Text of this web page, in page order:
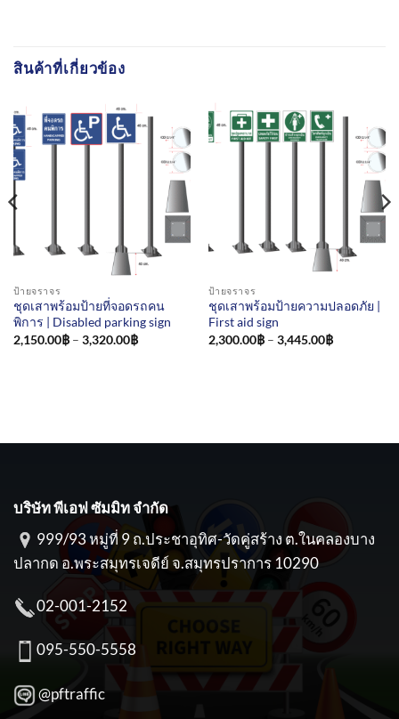
สินค้าที่เกี่ยวข้อง
ป้ายจราจร
ชุดเสาพร้อมป้ายที่จอดรถคน
พิการ | Disabled parking sign
2,150.00฿ – 3,320.00฿Price
ป้ายจราจร
ชุดเสาพร้อมป้ายความปลอดภัย |
First aid sign
2,300.00฿ – 3,445.00฿Price
บริษัท พีเอฟ ซัมมิท จำกัด
999/93 หมู่ที่ 9 ถ.ประชาอุทิศ-วัดคู่สร้าง ต.ในคลองบาง
ปลากด อ.พระสมุทรเจดีย์ จ.สมุทรปราการ 10290
02-001-2152
095-550-5558
@pftraffic